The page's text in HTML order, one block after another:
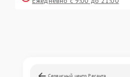
Сервисный центр Ресанта